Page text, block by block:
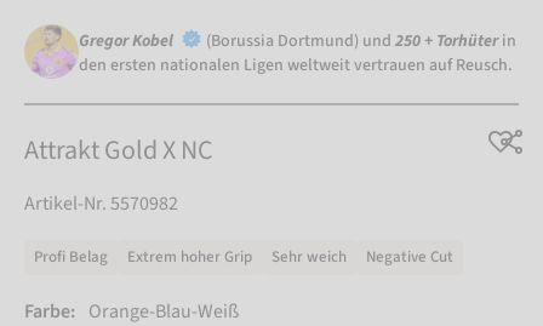
Gregor Kobel (Borussia Dortmund) und 250 + Torhüter in
den ersten nationalen Ligen weltweit vertrauen auf Reusch.
Attrakt Gold X NC
Artikel-Nr. 5570982
Profi Belag Extrem hoher Grip Sehr weich Negative Cut
Farbe: Orange-Blau-Weiß